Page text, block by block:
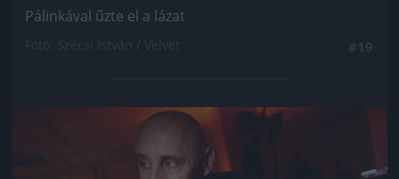
Pálinkával űzte el a lázat
Jön még kép!